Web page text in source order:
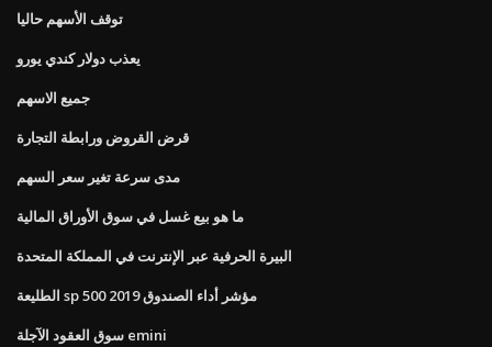
توقف الأسهم حاليا
يعذب دولار كندي يورو
جميع الاسهم
قرض القروض ورابطة التجارة
مدى سرعة تغير سعر السهم
ما هو بيع غسل في سوق الأوراق المالية
البيرة الحرفية عبر الإنترنت في المملكة المتحدة
الطليعة sp 500 مؤشر أداء الصندوق 2019
سوق العقود الآجلة emini